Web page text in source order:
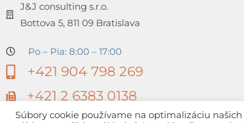
J&J consulting s.r.o.
Bottova 5, 811 09 Bratislava
Po – Pia: 8:00 – 17:00
+421 904 798 269
+421 2 6383 0138
Súbory cookie používame na optimalizáciu